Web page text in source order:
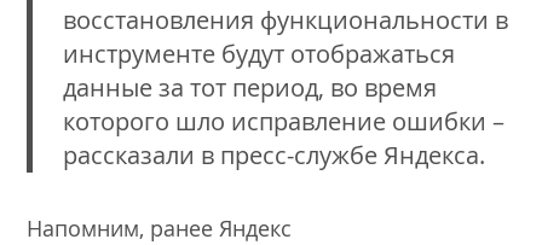
восстановления функциональности в
инструменте будут отображаться
данные за тот период, во время
которого шло исправление ошибки –
рассказали в пресс-службе Яндекса.
Напомним, ранее Яндекс